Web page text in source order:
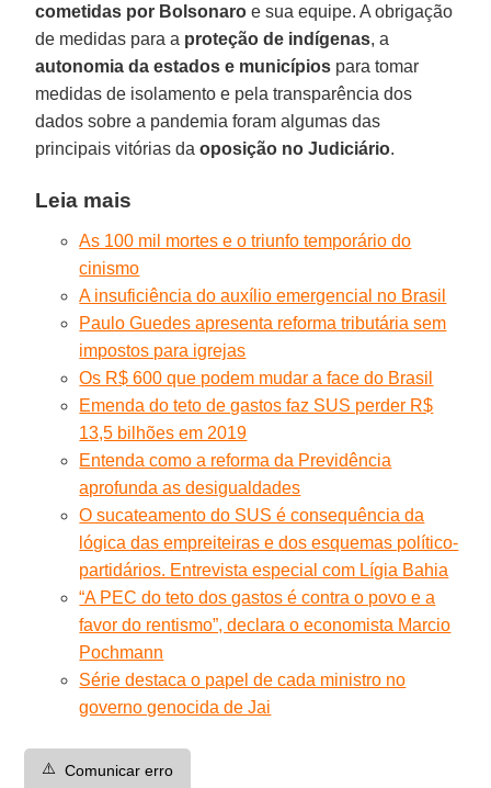
cometidas por Bolsonaro e sua equipe. A obrigação
de medidas para a proteção de indígenas, a
autonomia da estados e municípios para tomar
medidas de isolamento e pela transparência dos
dados sobre a pandemia foram algumas das
principais vitórias daoposição no Judiciário.
Leia mais
As 100 mil mortes e o triunfo temporário do
cinismo
A insuficiência do auxílio emergencial no Brasil
Paulo Guedes apresenta reforma tributária sem
impostos para igrejas
Os R$ 600 que podem mudar a face do Brasil
Emenda do teto de gastos faz SUS perder R$
13,5 bilhões em 2019
Entenda como a reforma da Previdência
aprofunda as desigualdades
O sucateamento do SUS é consequência da
lógica das empreiteiras e dos esquemas político-
partidários. Entrevista especial com Lígia Bahia
“A PEC do teto dos gastos é contra o povo e a
favor do rentismo”, declara o economista Marcio
Pochmann
Série destaca o papel de cada ministro no
governo genocida de Jai
⚠️ Comunicar erro